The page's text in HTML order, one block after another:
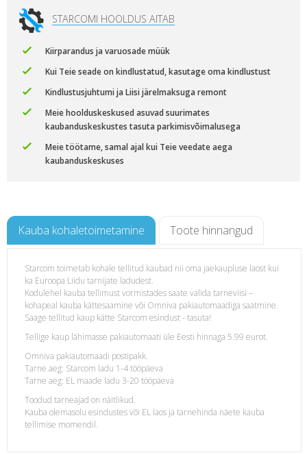
STARCOMI HOOLDUS AITAB
Kiirparandus ja varuosade müük
Kui Teie seade on kindlustatud, kasutage oma kindlustust
Kindlustusjuhtumi ja Liisi järelmaksuga remont
Meie hoolduskeskused asuvad suurimates
kaubanduskeskustes tasuta parkimisvõimalusega
Meie töötame, samal ajal kui Teie veedate aega
kaubanduskeskuses
Kauba kohaletoimetamine Toote hinnangud
Starcom toimetab kohale tellitud kaubad nii oma jaekaupluse laost kui
ka Euroopa Liidu tarnijate ladudest.
Kodulehel kauba tellimust vormistades saate valida tarneviisi –
kohapeal kauba kättesaamine või Omniva pakiautomaadiga saatmine.
Saage tellitud kaup kätte Starcom esindust - tasuta!
Tellige kaup lähimasse pakiautomaati üle Eesti hinnaga 5.99 eurot.
Omniva pakiautomaadi postipakk.
Tarne aeg: Starcom ladu 1-4 tööpäeva
Tarne aeg: EL maade ladu 3-20 tööpäeva
Toodud tarneajad on näitlikud.
Kauba olemasolu esindustes või EL laos ja tarnehinda näete kauba
tellimise momendil.